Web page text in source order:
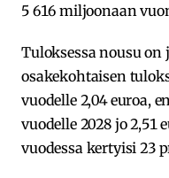
5 616 miljoonaan
Tuloksessa nousu
osakekohtaisen
vuodelle 2,04 euroa,
vuodelle 2028 jo 2,51
vuodessa kertyisi 23